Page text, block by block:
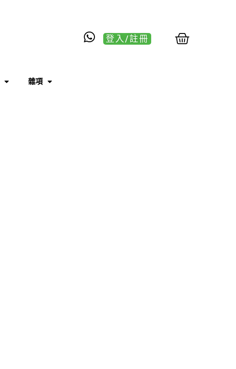
登入/註冊
雜項